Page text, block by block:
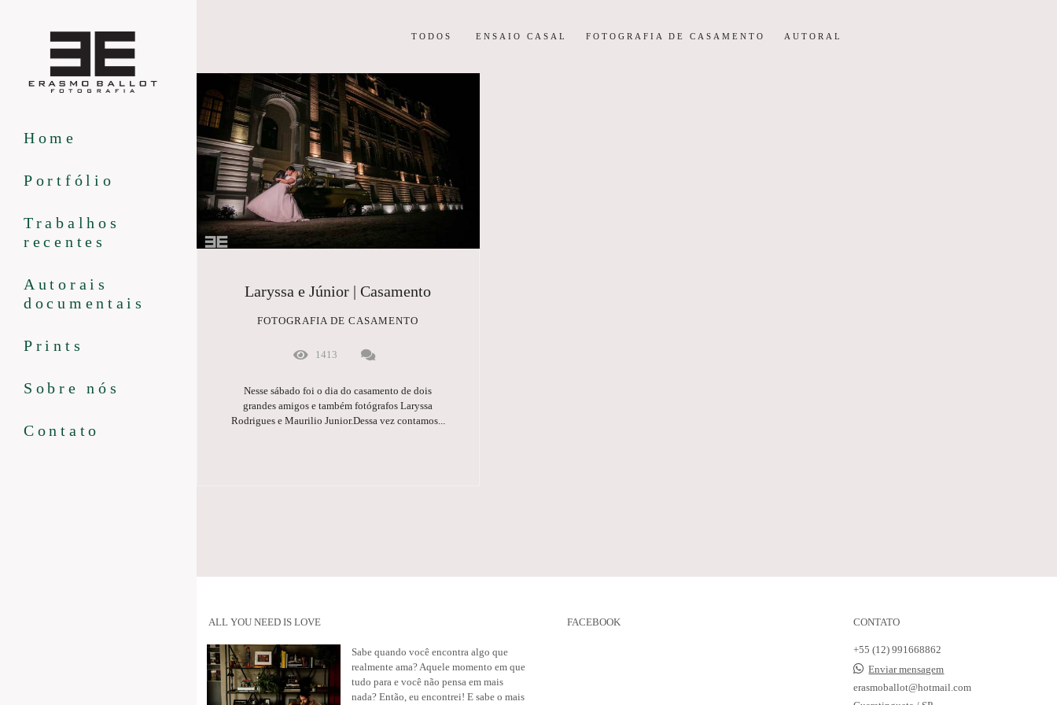
Home
Portfólio
Trabalhos
recentes
Autorais
documentais
Prints
Sobre nós
Contato
TODOS ENSAIO CASAL FOTOGRAFIA DE CASAMENTO AUTORAL
Laryssa e Júnior | Casamento
FOTOGRAFIA DE CASAMENTO
1413
Nesse sábado foi o dia do casamento de dois
grandes amigos e também fotógrafos Laryssa
Rodrigues e Maurilio Junior.Dessa vez contamos...
ALL YOU NEED IS LOVE
Sabe quando você encontra algo que
realmente ama? Aquele momento em que
tudo para e você não pensa em mais
nada? Então, eu encontrei! E sabe o mais
FACEBOOK CONTATO
+55 (12) 991668862
Enviar mensagem
erasmoballot@hotmail.com